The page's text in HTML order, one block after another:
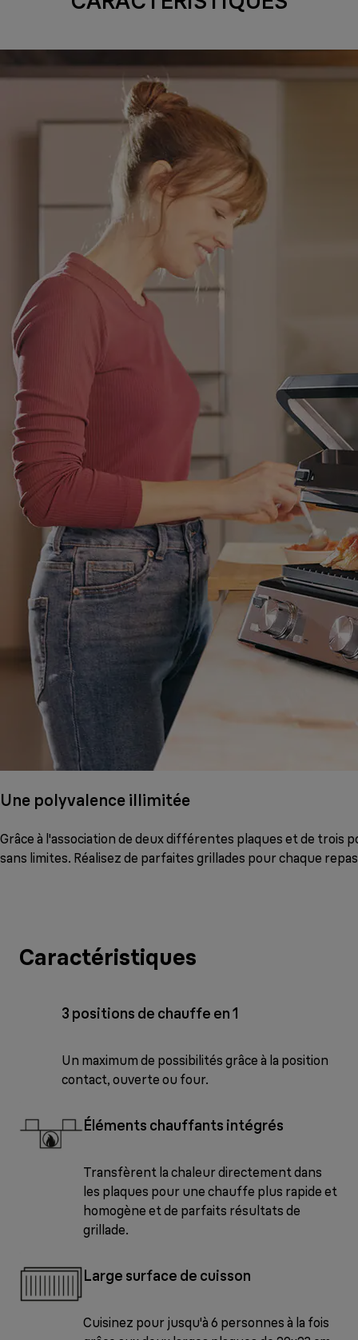
Une polyvalence illimitée
Grâce à l'association de deux différentes plaques et de
sans limites. Réalisez de parfaites grillades pour chaque
Caractéristiques
3 positions de chauffe en 1
Un maximum de possibilités grâce à la position
contact, ouverte ou four.
Éléments chauffants intégrés
Transfèrent la chaleur directement dans
les plaques pour une chauffe plus rapide et
homogène et de parfaits résultats de
grillade.
Large surface de cuisson
Cuisinez pour jusqu'à 6 personnes à la fois